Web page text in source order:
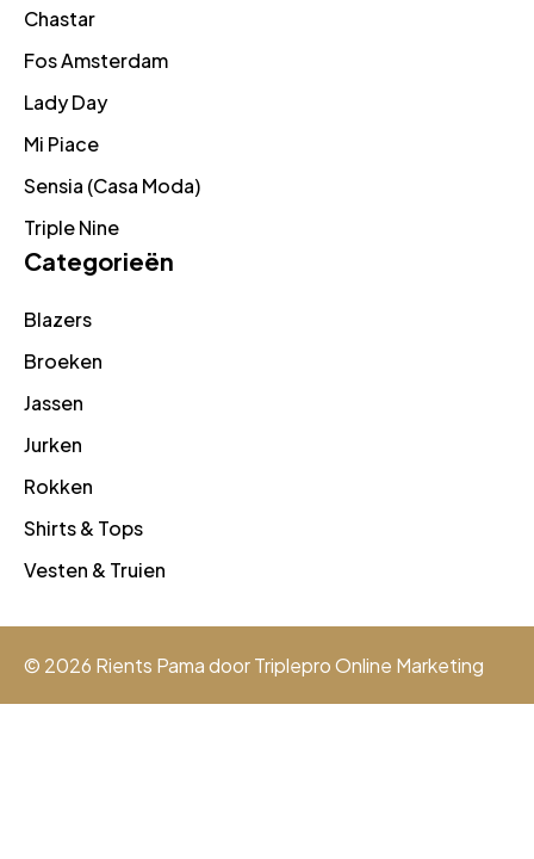
Chastar
Fos Amsterdam
Lady Day
Mi Piace
Sensia (Casa Moda)
Triple Nine
Categorieën
Blazers
Broeken
Jassen
Jurken
Rokken
Shirts & Tops
Vesten & Truien
© 2026 Rients Pama doorTriplepro Online Marketing